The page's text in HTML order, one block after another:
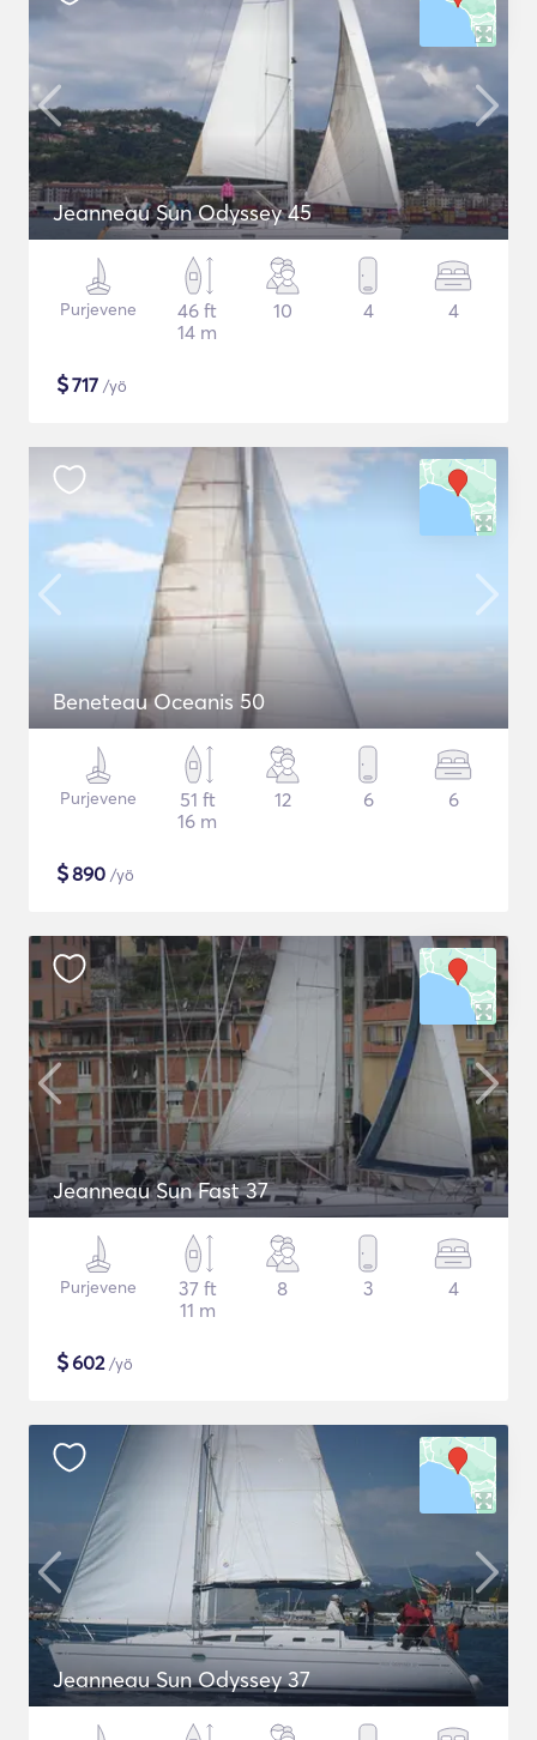
Jeanneau Sun Odyssey 45
Purjevene
46 ft
14 m
10 4 4
$717 /yö
Beneteau Oceanis 50
Purjevene
51 ft
16 m
12 6 6
$890 /yö
Jeanneau Sun Fast 37
Purjevene
37 ft
11 m
8 3 4
$602/yö
Jeanneau Sun Odyssey 37